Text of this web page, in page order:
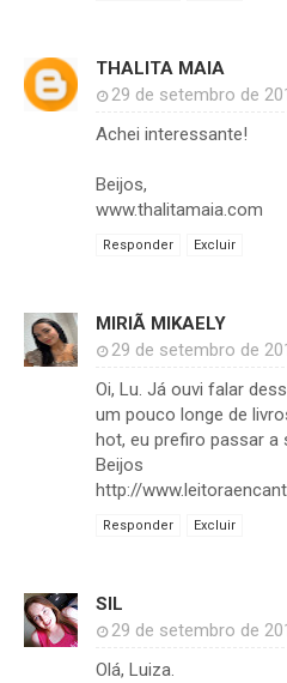
THALITA MAIA
29 de setembro de
Achei interessante!
Beijos,
www.thalitamaia.com
Responder Excluir
MIRIÃ MIKAELY
29 de setembro de
Oi, Lu. Já ouvi falar
um pouco longe de
hot, eu prefiro passar a
Beijos
http://
Responder Excluir
SIL
29 de setembro de
Olá, Luiza.